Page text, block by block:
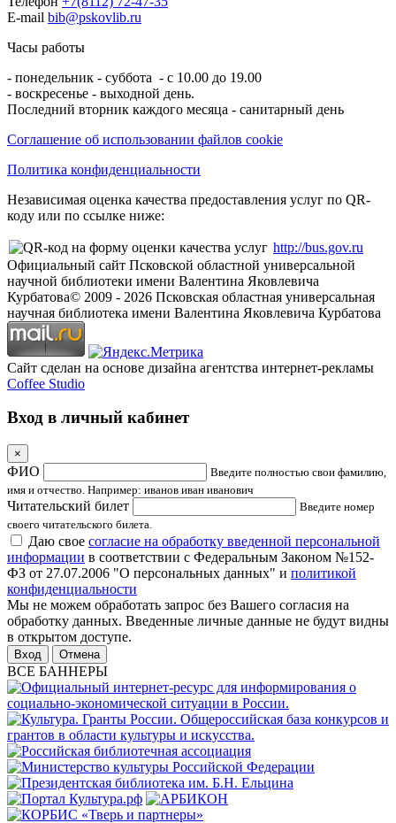
E-mail bib@pskovlib.ru
Часы работы
- понедельник - суббота - с 10.00 до 19.00
- воскресенье - выходной день.
Последний вторник каждого месяца - санитарный день
Соглашение об использовании файлов cookie
Политика конфиденциальности
Независимая оценка качества предоставления услуг по QR-
коду или по ссылке ниже:
http://bus.gov.ru
Официальный сайт Псковской областной универсальной
научной библиотеки имени Валентина Яковлевича
Курбатова© 2009 - 2026 Псковская областная универсальная
научная библиотека имени Валентина Яковлевича Курбатова
Сайт сделан на основе дизайна агентства интернет-рекламы
Coffee Studio
Вход в личный кабинет
×
ФИО
Введите полностью свои фамилию,
имя и отчество. Например: иванов иван иванович
Читательский билет
Введите номер
своего читательского билета.
Даю свое согласие на обработку введенной персональной
информации в соответствии с Федеральным Законом №152-
ФЗ от 27.07.2006 "О персональных данных" и политикой
конфиденциальности
Мы не можем обработать запрос без Вашего согласия на
обработку данных. Введенные личные данные не будут видны
в открытом доступе.
Отмена
ВСЕ БАННЕРЫ